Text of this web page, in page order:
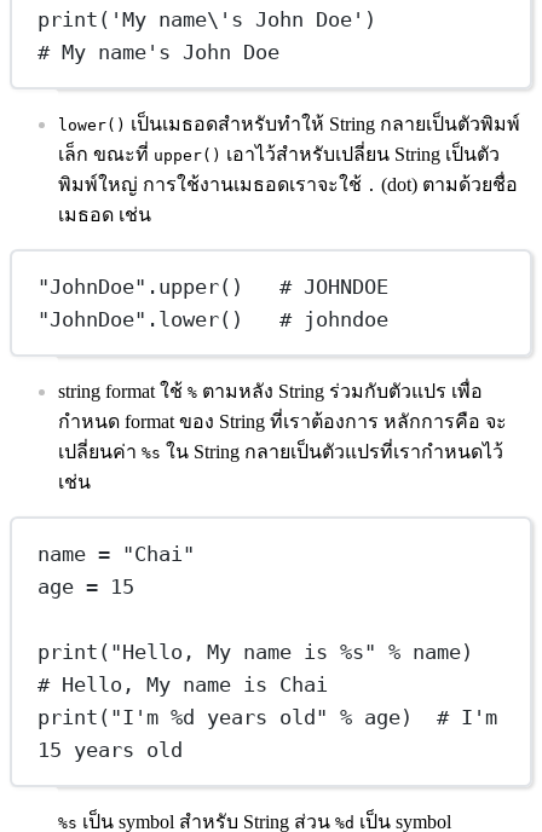
print('My name\'s John Doe')
# My name's John Doe
lower() เป็นเมธอดสำหรับทำให้ String กลายเป็นตัวพิมพ์
เล็ก ขณะที่ upper() เอาไว้สำหรับเปลี่ยน String เป็นตัว
พิมพ์ใหญ่ การใช้งานเมธอดเราจะใช้ . (dot) ตามด้วยชื่อ
เมธอด เช่น
"JohnDoe" .upper() # JOHNDOE
"JohnDoe" .lower() # johndoe
string format ใช้ % ตามหลัง String ร่วมกับตัวแปร เพื่อ
กำหนด format ของ String ที่เราต้องการ หลักการคือ จะ
เปลี่ยนค่า %s ใน String กลายเป็นตัวแปรที่เรากำหนดไว้
เช่น
name = "Chai"
age = 15
print ( "Hello, My name is %s" %
# Hello, My name is Chai
print ( "I'm %d years old" % age) # I'm
15 years old
%s เป็น symbol สำหรับ String ส่วน %d เป็น symbol